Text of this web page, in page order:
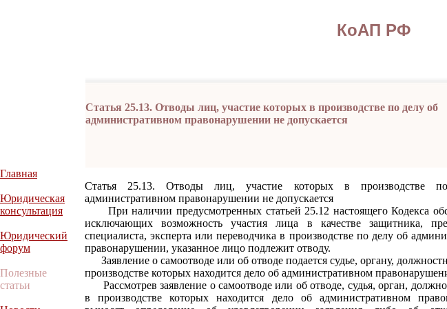
КоАП РФ
Статья 25.13. Отводы лиц, участие которых в производстве по делу об
административном правонарушении не допускается
Главная
Юридическая
консультация
Юридический
форум
Полезные
статьи
Статья 25.13. Отводы лиц, участие которых в производстве
административном правонарушении не допускается
При наличии предусмотренных статьей 25.12 настоящего Кодекса
исключающих возможность участия лица в качестве защитника,
специалиста, эксперта или переводчика в производстве по делу об
правонарушении, указанное лицо подлежит отводу.
Заявление о самоотводе или об отводе подается судье, органу,
производстве которых находится дело об административном
Рассмотрев заявление о самоотводе или об отводе, судья, орган,
в производстве которых находится дело об административном